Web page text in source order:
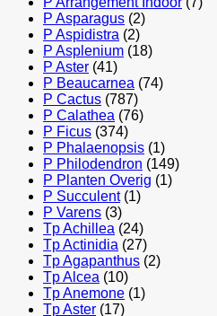
P Asparagus (2)
P Aspidistra (2)
P Asplenium (18)
P Aster (41)
P Beaucarnea (74)
P Cactus (787)
P Calathea (76)
P Ficus (374)
P Phalaenopsis (1)
P Philodendron (149)
P Planten Overig (1)
P Succulent (1)
P Varens (3)
Tp Achillea (24)
Tp Actinidia (27)
Tp Agapanthus (2)
Tp Alcea (10)
Tp Anemone (1)
Tp Aster (17)